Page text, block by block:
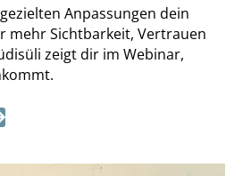
Anpassungen dein
mehr Sichtbarkeit, Vertrauen
zeigt dir im Webinar,